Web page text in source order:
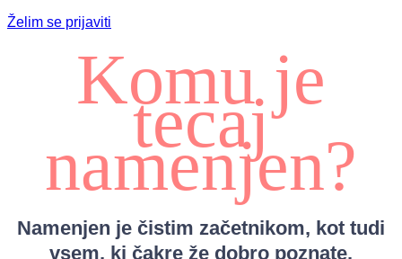
Želim se prijaviti
Komu je
tecaj
namenjen?
Namenjen je čistim začetnikom, kot tudi
vsem, ki čakre že dobro poznate.